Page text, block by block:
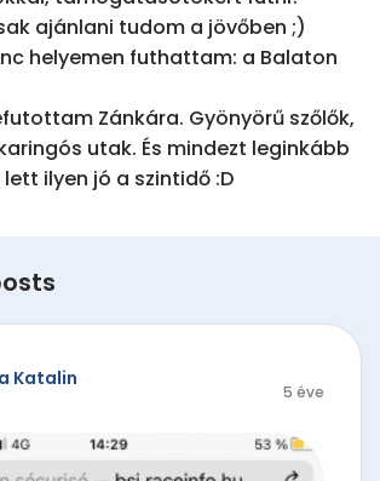
ajánlani tudom a jövőben ;)
helyemen futhattam: a Balaton
Zánkára. Gyönyörű szőlők,
utak. És mindezt leginkább
ilyen jó a szintidő :D
Katalin
5 éve